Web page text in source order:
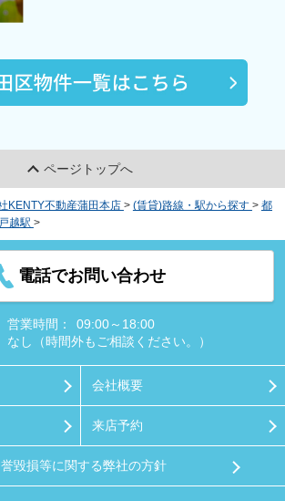
ページトップへ
KENTY不動産蒲田本店 > (賃貸)路線・駅から探す > 都
戸越駅 >
電話でお問い合わせ
営業時間：
09:00～18:00
なし（時間外もご相談ください。）
会社概要
来店予約
毀損等に関する弊社の方針